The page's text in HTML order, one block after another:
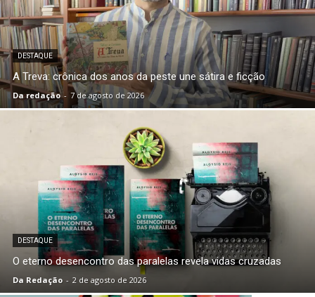
DESTAQUE
A Treva: crônica dos anos da peste une sátira e ficção
Da redação - 7 de agosto de 2026
DESTAQUE
O eterno desencontro das paralelas revela vidas cruzadas
Da Redação - 2 de agosto de 2026